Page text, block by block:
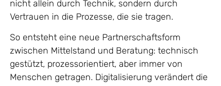
nicht allein durch Technik, sondern durch
Vertrauen in die Prozesse, die sie tragen.
So entsteht eine neue Partnerschaftsform
zwischen Mittelstand und Beratung: technisch
gestützt, prozessorientiert, aber immer von
Menschen getragen. Digitalisierung verändert die